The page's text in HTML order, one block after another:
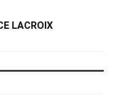
LACROIX